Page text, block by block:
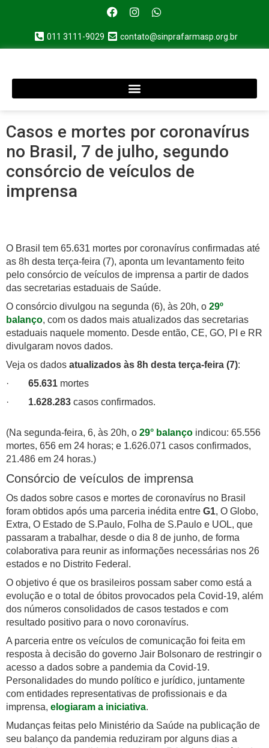
011 3111-9029 contato@sinprafarmasp.org.br
Casos e mortes por coronavírus
no Brasil, 7 de julho, segundo
consórcio de veículos de
imprensa
O Brasil tem 65.631 mortes por coronavírus confirmadas até
as 8h desta terça-feira (7), aponta um levantamento feito
pelo consórcio de veículos de imprensa a partir de dados
das secretarias estaduais de Saúde.
O consórcio divulgou na segunda (6), às 20h, o 29º
balanço, com os dados mais atualizados das secretarias
estaduais naquele momento. Desde então, CE, GO, PI e RR
divulgaram novos dados.
Veja os dados atualizados às 8h desta terça-feira (7):
· 65.631 mortes
· 1.628.283 casos confirmados.
(Na segunda-feira, 6, às 20h, o 29° balanço indicou: 65.556
mortes, 656 em 24 horas; e 1.626.071 casos confirmados,
21.486 em 24 horas.)
Consórcio de veículos de imprensa
Os dados sobre casos e mortes de coronavírus no Brasil
foram obtidos após uma parceria inédita entre G1, O Globo,
Extra, O Estado de S.Paulo, Folha de S.Paulo e UOL, que
passaram a trabalhar, desde o dia 8 de junho, de forma
colaborativa para reunir as informações necessárias nos 26
estados e no Distrito Federal.
O objetivo é que os brasileiros possam saber como está a
evolução e o total de óbitos provocados pela Covid-19, além
dos números consolidados de casos testados e com
resultado positivo para o novo coronavírus.
A parceria entre os veículos de comunicação foi feita em
resposta à decisão do governo Jair Bolsonaro de restringir o
acesso a dados sobre a pandemia da Covid-19.
Personalidades do mundo político e jurídico, juntamente
com entidades representativas de profissionais e da
imprensa, elogiaram a iniciativa.
Mudanças feitas pelo Ministério da Saúde na publicação de
seu balanço da pandemia reduziram por alguns dias a